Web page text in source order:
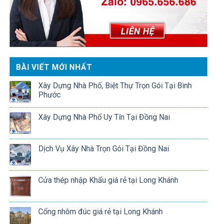
BÀI VIẾT MỚI NHẤT
Xây Dựng Nhà Phố, Biệt Thự Trọn Gói Tại Bình
Phước
Xây Dựng Nhà Phố Uy Tín Tại Đồng Nai
Dịch Vụ Xây Nhà Trọn Gói Tại Đồng Nai
Cửa thép nhập Khẩu giá rẻ tại Long Khánh
Cổng nhôm đúc giá rẻ tại Long Khánh